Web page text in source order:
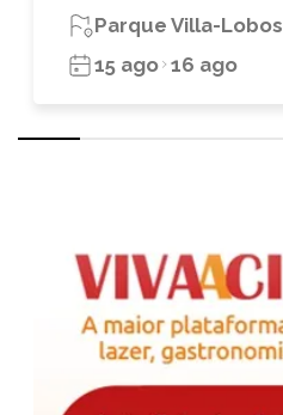
Parque Villa-Lobos
15 ago 16 ago